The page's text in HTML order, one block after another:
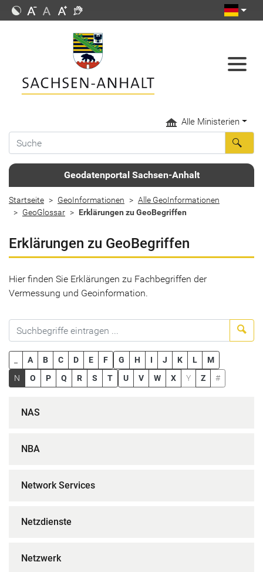
Alle Ministerien
Geodatenportal Sachsen-Anhalt
Startseite GeoInformationen
Alle GeoInformationen
GeoGlossar
Erklärungen zu GeoBegriffen
Erklärungen zu GeoBegriffen
Hier finden Sie Erklärungen zu Fachbegriffen der
Vermessung und Geoinformation.
A B C D E F G H I J K L
M
N
O P Q R S T U V W X Y Z #
NAS
NBA
Network Services
Netzdienste
Netzwerk